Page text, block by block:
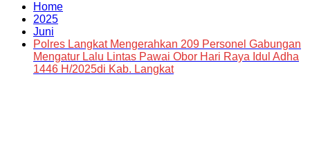
Home
2025
Juni
Polres Langkat Mengerahkan 209 Personel Gabungan
Mengatur Lalu Lintas Pawai Obor Hari Raya Idul Adha
1446 H/2025di Kab. Langkat